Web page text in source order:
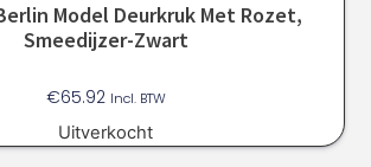
Model Deurkruk Met Rozet,
Smeedijzer-Zwart
€65.92 Incl. BTW
Uitverkocht